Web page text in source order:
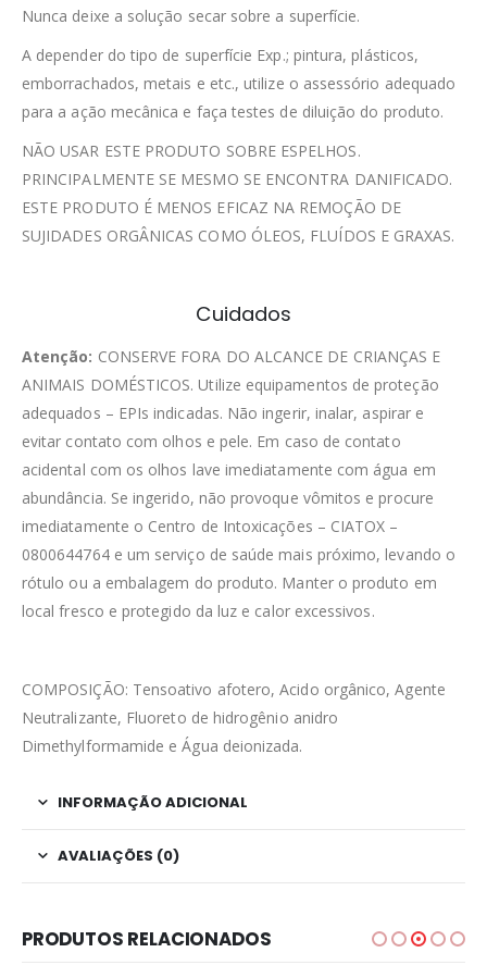
Nunca deixe a solução secar sobre a superfície.
A depender do tipo de superfície Exp.; pintura, plásticos,
emborrachados, metais e etc., utilize o assessório adequado
para a ação mecânica e faça testes de diluição do produto.
NÃO USAR ESTE PRODUTO SOBRE ESPELHOS.
PRINCIPALMENTE SE MESMO SE ENCONTRA DANIFICADO.
ESTE PRODUTO É MENOS EFICAZ NA REMOÇÃO DE
SUJIDADES ORGÂNICAS COMO ÓLEOS, FLUÍDOS E GRAXAS.
Cuidados
Atenção: CONSERVE FORA DO ALCANCE DE CRIANÇAS E
ANIMAIS DOMÉSTICOS. Utilize equipamentos de proteção
adequados – EPIs indicadas. Não ingerir, inalar, aspirar e
evitar contato com olhos e pele. Em caso de contato
acidental com os olhos lave imediatamente com água em
abundância. Se ingerido, não provoque vômitos e procure
imediatamente o Centro de Intoxicações – CIATOX –
0800644764 e um serviço de saúde mais próximo, levando o
rótulo ou a embalagem do produto. Manter o produto em
local fresco e protegido da luz e calor excessivos.
COMPOSIÇÃO: Tensoativo afotero, Acido orgânico, Agente
Neutralizante, Fluoreto de hidrogênio anidro
Dimethylformamide e Água deionizada.
INFORMAÇÃO ADICIONAL
AVALIAÇÕES (0)
PRODUTOS RELACIONADOS